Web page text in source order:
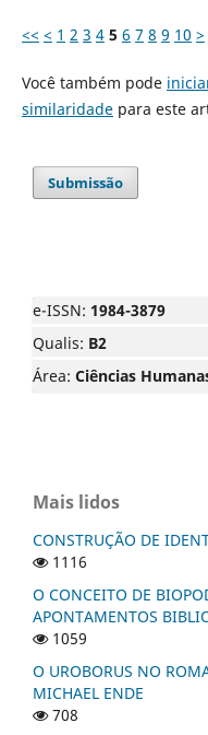
<< < 1 2 3 4 5 6 7 8 9 10 >
Você também pode
similaridadepara este
Submissão
e-ISSN: 1984-3879
Qualis: B2
Área: Ciências
Mais lidos
CONSTRUÇÃO DE
1116
O CONCEITO DE
APONTAMENTOS
1059
O UROBORUS NO
MICHAEL ENDE
708